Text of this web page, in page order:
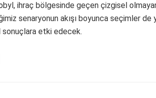
ihraç bölgesinde geçen çizgisel
senaryonun akışı boyunca seçimler de
etki edecek.